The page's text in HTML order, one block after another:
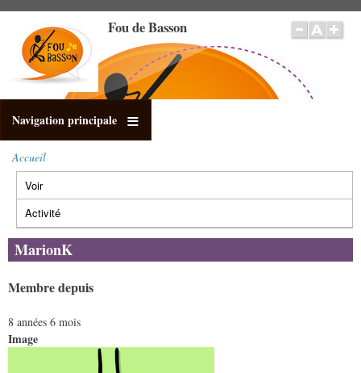
contenu
principal
Fou de Basson
Navigation principale
Fil
d'Ariane
Accueil
Onglets
principaux
Voir(onglet
actif)
Activité
MarionK
Membre depuis
8 années 6 mois
Image